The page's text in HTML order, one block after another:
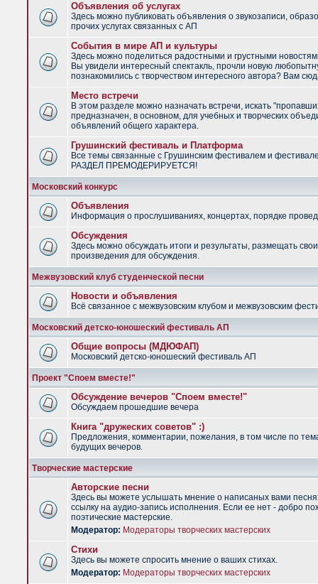
Объявления об услугах
Здесь можно публиковать объявления о звукозаписи,
прочих услугах связанных с АП
События в мире АП и культуры
Здесь можно поделиться радостными и грустными
Вы увидели интересный спектакль, прочли новую
познакомились с творчеством интересного автора? Вам
Место встречи
В этом разделе можно назначать встречи, искать
предназначен, в основном, для учебных и творческих
объявлений общего характера.
Грушинский фестиваль и Платформа
Все темы связанные с Грушинским фестивалем и
РАЗДЕЛ ПРЕМОДЕРИРУЕТСЯ!
Московский конкурс
Объявления
Информация о прослушиваниях, концертах, порядке
Обсуждения
Здесь можно обсуждать итоги и результаты, размещать
произведения для обсуждения.
Межвузовский клуб студенческой песни
Новости и объявления
Всё связанное с межвузовским клубом и межвузовским
Московский детско-юношеский фестиваль АП
Общие вопросы (МДЮФАП)
Московский детско-юношеский фестиваль АП
Проект "Споем вместе!"
Обсуждение вечеров "Споем вместе!"
Обсуждаем прошедшие вечера
Книга "дружеских советов" :)
Предложения, комментарии, пожелания, в том числе по
будущих вечеров.
Творческие мастерские
Авторские песни
Здесь вы можете услышать мнение о написаных вами
ссылку на аудио-запись исполнения. Если ее нет - добро
поэтические мастерские.
Модератор: Модераторы творческих мастерских
Стихи
Здесь вы можете спросить мнение о ваших стихах.
Модератор: Модераторы творческих мастерских